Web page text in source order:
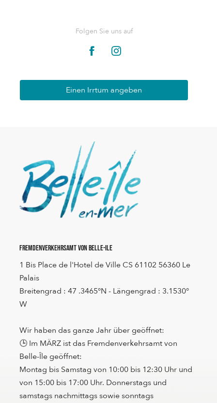
Folgen Sie uns auf
Einen Irrtum angeben
Fremdenverkehrsamt von Belle-Ile
1 Bis Place de l'Hotel de Ville CS 61102 56360 Le
Palais
Breitengrad : 47 .3465°N - Längengrad : 3.1530°
W
Wir haben das ganze Jahr über geöffnet:
🕒 Im MÄRZ ist das Fremdenverkehrsamt von
Belle-Île geöffnet:
Montag bis Samstag von 10:00 bis 12:30 Uhr und
von 15:00 bis 17:00 Uhr. Donnerstags und
samstags nachmittags sowie sonntags